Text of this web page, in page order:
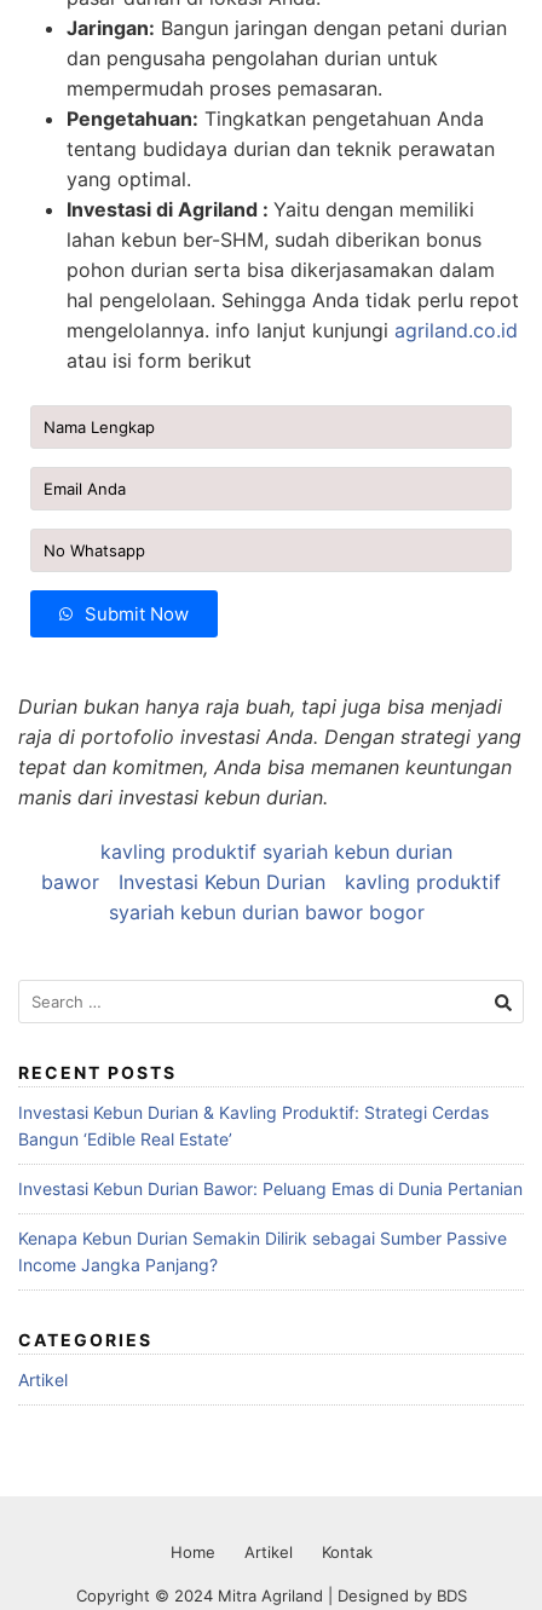
Jaringan: Bangun jaringan dengan petani durian
dan pengusaha pengolahan durian untuk
mempermudah proses pemasaran.
Pengetahuan: Tingkatkan pengetahuan Anda
tentang budidaya durian dan teknik perawatan
yang optimal.
Investasi di Agriland : Yaitu dengan memiliki
lahan kebun ber-SHM, sudah diberikan bonus
pohon durian serta bisa dikerjasamakan dalam
hal pengelolaan. Sehingga Anda tidak perlu repot
mengelolannya. info lanjut kunjungi agriland.co.id
atau isi form berikut
Submit Now
Durian bukan hanya raja buah, tapi juga bisa menjadi
raja di portofolio investasi Anda. Dengan strategi yang
tepat dan komitmen, Anda bisa memanen keuntungan
manis dari investasi kebun durian.
kavling produktif syariah kebun durian
bawor
Investasi Kebun Durian
kavling produktif
syariah kebun durian bawor bogor
Search
for:
RECENT POSTS
Investasi Kebun Durian & Kavling Produktif: Strategi Cerdas
Bangun ‘Edible Real Estate’
Investasi Kebun Durian Bawor: Peluang Emas di Dunia Pertanian
Kenapa Kebun Durian Semakin Dilirik sebagai Sumber Passive
Income Jangka Panjang?
CATEGORIES
Artikel
Home Artikel Kontak
Copyright © 2024 Mitra Agriland | Designed by BDS